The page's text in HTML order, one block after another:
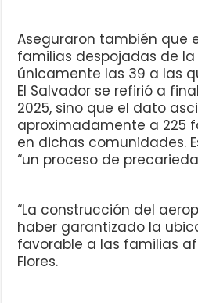
Aseguraron también que
familias despojadas de
únicamente las 39 a las
El Salvador se refirió a
2025, sino que el dato
aproximadamente a 225
en dichas comunidades.
“un proceso de
“La construcción del
haber garantizado la
favorable a las familias
Flores.